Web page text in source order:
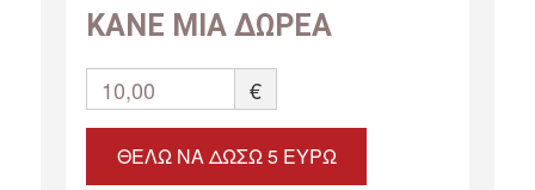
ΚΑΝΕ ΜΙΑ ΔΩΡΕΑ
10,00 €
ΘΈΛΩ ΝΑ ΔΏΣΩ 5 ΕΥΡΏ